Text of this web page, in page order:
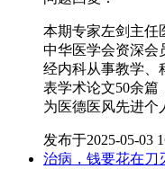
本期专家左剑主任
中华医学会资深会
经内科从事教学、
表学术论文50余篇
为医德医风先进个
发布于2025-05-03
治病，钱要花在刀